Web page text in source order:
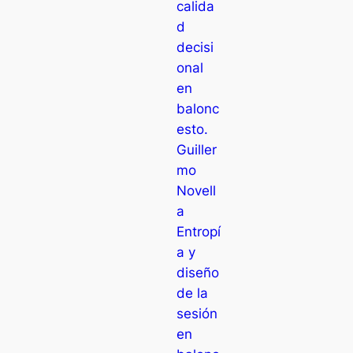
calida
d
decisi
onal
en
balonc
esto.
Guiller
mo
Novell
a
Entropí
a y
diseño
de la
sesión
en